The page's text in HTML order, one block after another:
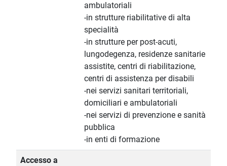
ambulatoriali
-in strutture riabilitative di alta
specialità
-in strutture per post-acuti,
lungodegenza, residenze sanitarie
assistite, centri di riabilitazione,
centri di assistenza per disabili
-nei servizi sanitari territoriali,
domiciliari e ambulatoriali
-nei servizi di prevenzione e sanità
pubblica
-in enti di formazione
Accesso a